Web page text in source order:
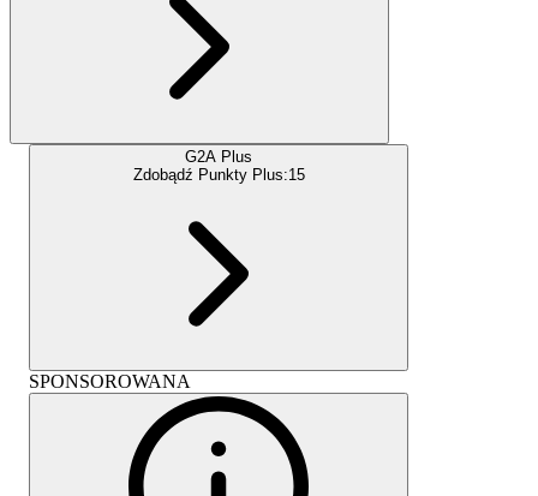
G2A Plus
Zdobądź Punkty Plus:15
SPONSOROWANA